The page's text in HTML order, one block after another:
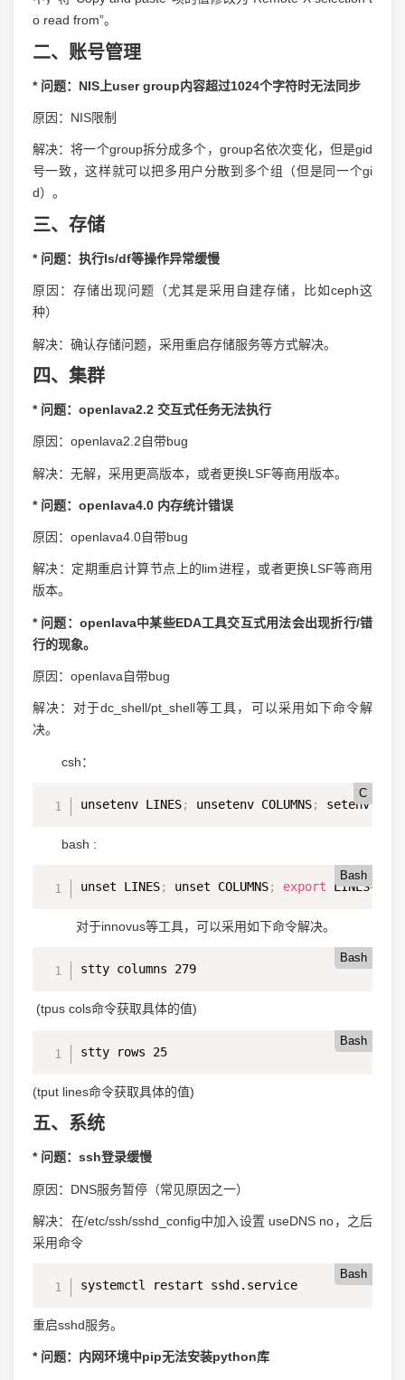
o read from”。
二、账号管理
* 问题：NIS上user group内容超过1024个字符时无法同步
原因：NIS限制
解决：将一个group拆分成多个，group名依次变化，但是gid
号一致，这样就可以把多用户分散到多个组（但是同一个gi
d）。
三、存储
* 问题：执行ls/df等操作异常缓慢
原因：存储出现问题（尤其是采用自建存储，比如ceph这
种）
解决：确认存储问题，采用重启存储服务等方式解决。
四、集群
* 问题：openlava2.2 交互式任务无法执行
原因：openlava2.2自带bug
解决：无解，采用更高版本，或者更换LSF等商用版本。
* 问题：openlava4.0 内存统计错误
原因：openlava4.0自带bug
解决：定期重启计算节点上的lim进程，或者更换LSF等商用
版本。
* 问题：openlava中某些EDA工具交互式用法会出现折行/错
行的现象。
原因：openlava自带bug
解决：对于dc_shell/pt_shell等工具，可以采用如下命令解
决。
csh：
C
unsetenv LINES; unsetenv COLUMNS; setenv
bash :
Bash
unset LINES; unset COLUMNS; export LINES=
对于innovus等工具，可以采用如下命令解决。
Bash
stty columns 279
(tpus cols命令获取具体的值)
Bash
stty rows 25
(tput lines命令获取具体的值)
五、系统
* 问题：ssh登录缓慢
原因：DNS服务暂停（常见原因之一）
解决：在/etc/ssh/sshd_config中加入设置 useDNS no，之后
采用命令
Bash
systemctl restart sshd.service
重启sshd服务。
* 问题：内网环境中pip无法安装python库